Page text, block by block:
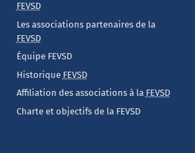
FEVSD
Les associations partenaires de la
FEVSD
Équipe FEVSD
Historique FEVSD
Affiliation des associations à la FEVSD
Charte et objectifs de la FEVSD